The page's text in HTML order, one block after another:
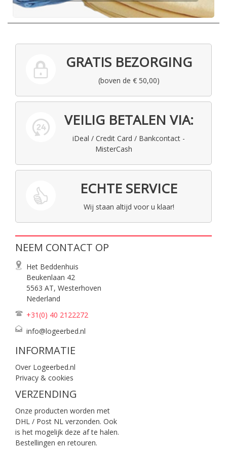
GRATIS BEZORGING
(boven de € 50,00)
VEILIG BETALEN VIA:
iDeal / Credit Card / Bankcontact -
MisterCash
ECHTE SERVICE
Wij staan altijd voor u klaar!
NEEM CONTACT OP
Het Beddenhuis
Beukenlaan 42
5563 AT, Westerhoven
Nederland
+31(0) 40 2122272
info@logeerbed.nl
INFORMATIE
Over Logeerbed.nl
Privacy & cookies
VERZENDING
Onze producten worden met
DHL / Post NL verzonden. Ook
is het mogelijk deze af te halen.
Bestellingen en retouren.